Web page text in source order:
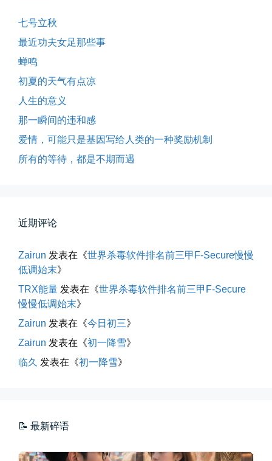
七号立秋
最近功夫女足那些事
蝉鸣
初夏的天气有点凉
人生的意义
那一瞬间的违和感
爱情，可能只是基因写给人类的一种奖励机制
所有的等待，都是不期而遇
近期评论
Zairun 发表在《世界杀毒软件排名前三甲F-Secure慢慢
低调始末》
TRX能量 发表在《世界杀毒软件排名前三甲F-Secure
慢慢低调始末》
Zairun 发表在《今日初三》
Zairun 发表在《初一降雪》
临久 发表在《初一降雪》
📝 最新碎语
所有的等待，都是不期而遇
晨风微凉，小区花香正浓。 从外...
海边散步随手一拍
晚上出门散步，抬头看月亮很圆，...
📅 04-30 21:41👤 Zairun